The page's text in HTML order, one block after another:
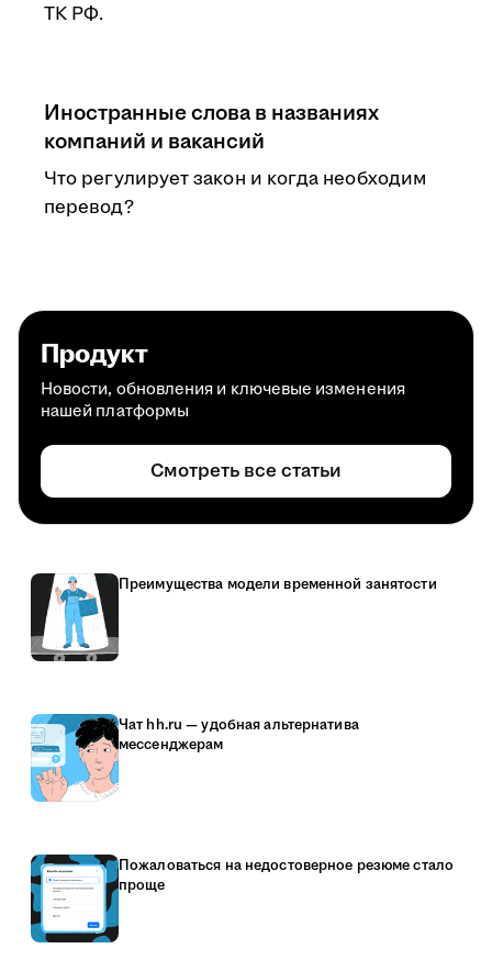
ТК РФ.
Иностранные слова в названиях
компаний и вакансий
Что регулирует закон и когда необходим
перевод?
Продукт
Новости, обновления и ключевые изменения
нашей платформы
Смотреть все статьи
Преимущества модели временной занятости
Чат hh.ru — удобная альтернатива
мессенджерам
Пожаловаться на недостоверное резюме стало
проще